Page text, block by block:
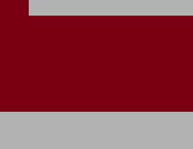
その他のお悩みはこちら
製造業